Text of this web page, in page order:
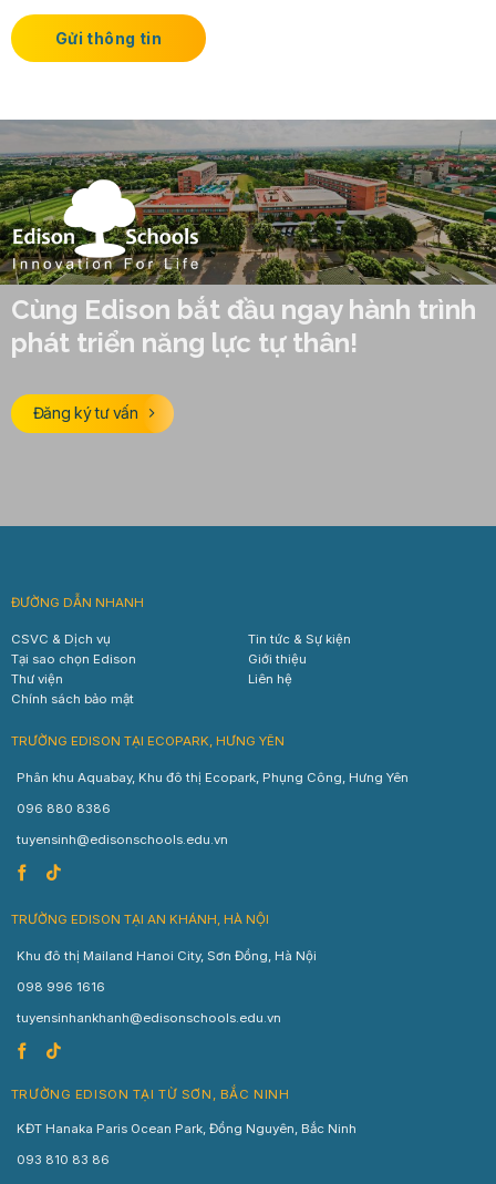
Cùng Edison bắt đầu ngay hành trình
phát triển năng lực tự thân!
Đăng ký tư vấn
ĐƯỜNG DẪN NHANH
CSVC & Dịch vụ
Tin tức & Sự kiện
Tại sao chọn Edison
Giới thiệu
Thư viện
Liên hệ
Chính sách bảo mật
TRƯỜNG EDISON TẠI ECOPARK, HƯNG YÊN
Phân khu Aquabay, Khu đô thị Ecopark, Phụng Công, Hưng Yên
096 880 8386
tuyensinh@edisonschools.edu.vn
TRƯỜNG EDISON TẠI AN KHÁNH, HÀ NỘI
Khu đô thị Mailand Hanoi City, Sơn Đồng, Hà Nội
098 996 1616
tuyensinhankhanh@edisonschools.edu.vn
TRƯỜNG EDISON TẠI TỪ SƠN, BẮC NINH
KĐT Hanaka Paris Ocean Park, Đồng Nguyên, Bắc Ninh
093 810 83 86